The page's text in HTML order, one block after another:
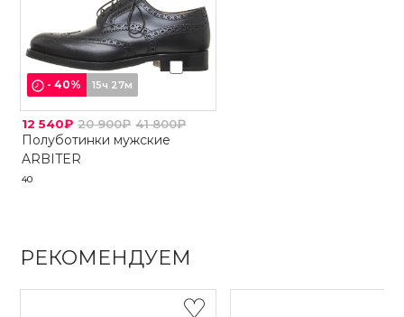
-40% 15ч 27м
12 540₽ 20 900₽ 41 800₽
Полуботинки мужские
ARBITER
40
РЕКОМЕНДУЕМ